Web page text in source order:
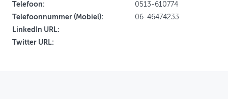
THEMASITES
MIJN PROFIEL
Telefoon:
0513-610774
Telefoonnummer (Mobiel):
06-46474233
LinkedIn URL:
Twitter URL: